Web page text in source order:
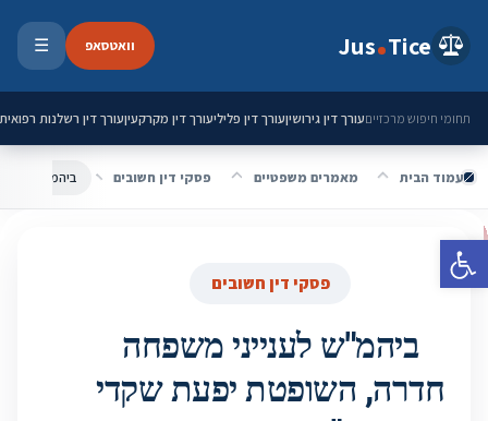
פתח סרגל נגישות
Jus Tice וואטסאפ ☰
תחומי חיפוש מרכזייםעורך דין גירושיןעורך דין פליליעורך דין מקרקעיןעורך דין רשלנות רפואית
עמוד הבית מאמרים משפטיים פסקי דין חשובים
פסקי דין חשובים
ביהמ"ש לענייני משפחה
חדרה, השופטת יפעת שקדי